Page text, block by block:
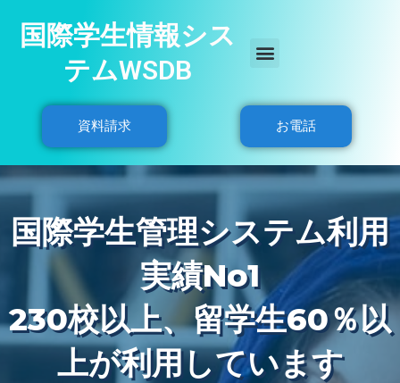
国際学生情報シス
テムWSDB
資料請求 お電話
国際学生管理システム利用
実績No1
230校以上、留学生60％以
上が利用しています